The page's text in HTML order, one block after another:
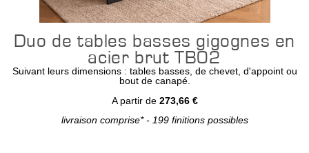
Duo de tables basses gigognes en
acier brut TB02
Suivant leurs dimensions : tables basses, de chevet, d'appoint ou
bout de canapé.
A partir de 273,66 €
livraison comprise* - 199 finitions possibles